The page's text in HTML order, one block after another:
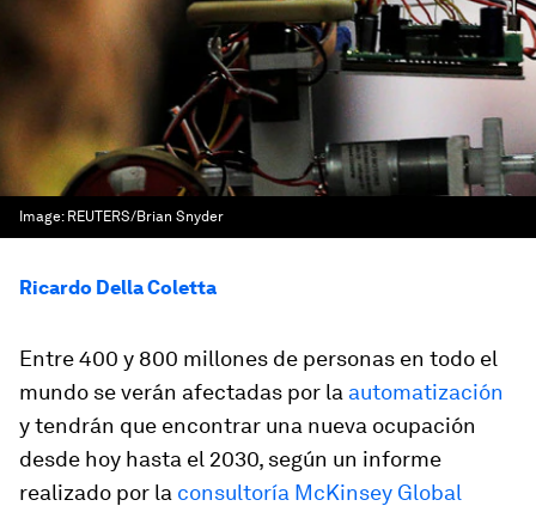
Image: REUTERS/Brian Snyder
Ricardo Della Coletta
Entre 400 y 800 millones de personas en todo el
mundo se verán afectadas por la automatización
y tendrán que encontrar una nueva ocupación
desde hoy hasta el 2030, según un informe
realizado por la consultoría McKinsey Global